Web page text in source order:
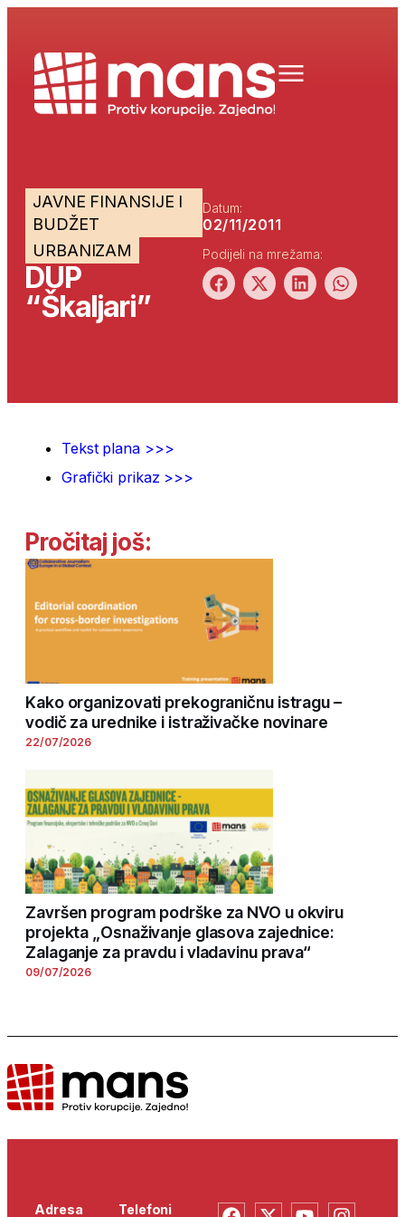
JAVNE FINANSIJE I
BUDŽET
URBANIZAM
DUP
“Škaljari”
Datum:
02/11/2011
Podijeli na mrežama:
Tekst plana >>>
Grafički prikaz >>>
Pročitaj još:
Kako organizovati prekograničnu istragu –
vodič za urednike i istraživačke novinare
22/07/2026
Završen program podrške za NVO u okviru
projekta „Osnaživanje glasova zajednice:
Zalaganje za pravdu i vladavinu prava“
09/07/2026
Adresa Telefoni